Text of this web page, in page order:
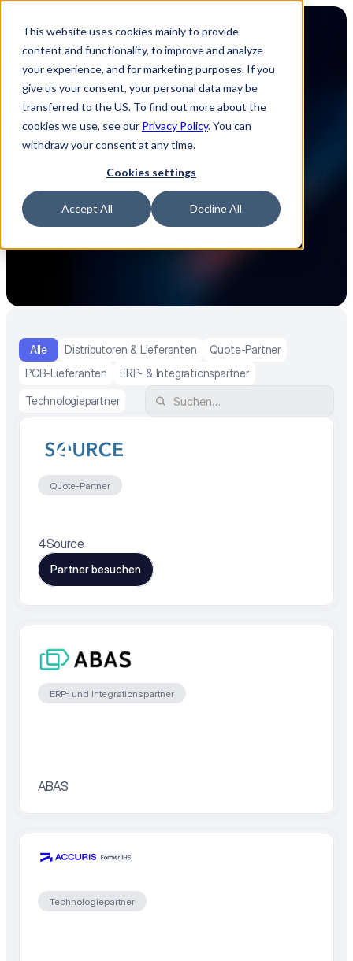
This website uses cookies mainly to provide
content and functionality, to improve and analyze
your experience, and for marketing purposes. If you
give us your consent, your personal data may be
transferred to the US. To find out more about the
cookies we use, see our Privacy Policy. You can
withdraw your consent at any time.
Cookies settings
Accept All Decline All
Partner-Ökosystem
von über 70 Kooperationspartnern und
Innovatoren in der Elektronikindustrie, um
Datensilos zu reduzieren und Akteure in der
Lieferkette näher zusammenzubringen.
Alle Distributoren & Lieferanten
Quote-Partner
PCB-Lieferanten
ERP- & Integrationspartner
Technologiepartner
Quote-Partner
4Source
Partner besuchen
ERP- und Integrationspartner
ABAS
Technologiepartner